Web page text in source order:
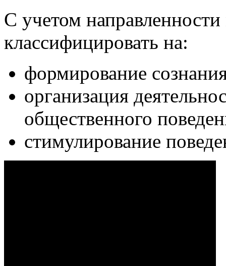
С учетом
классифицировать на:
формирование
организация
общественного
стимулирование